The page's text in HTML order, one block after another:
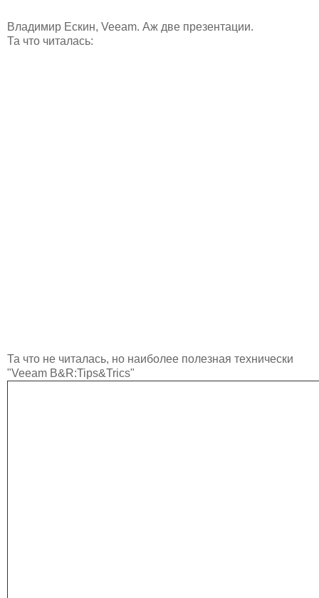
Владимир Ескин, Veeam. Аж две презентации.
Та что читалась:
Та что не читалась, но наиболее полезная технически
"Veeam B&R:Tips&Trics"